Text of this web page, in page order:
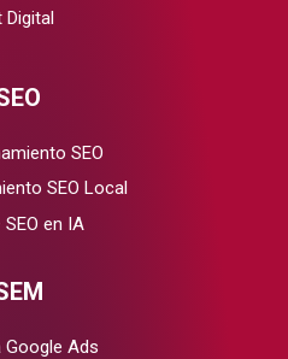
Digital
SEO
SEO Local
SEO en IA
Google Ads